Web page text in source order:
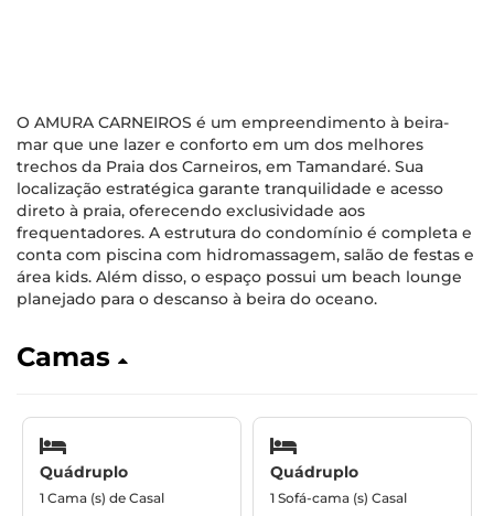
O AMURA CARNEIROS é um empreendimento à beira-
mar que une lazer e conforto em um dos melhores
trechos da Praia dos Carneiros, em Tamandaré. Sua
localização estratégica garante tranquilidade e acesso
direto à praia, oferecendo exclusividade aos
frequentadores. A estrutura do condomínio é completa e
conta com piscina com hidromassagem, salão de festas e
área kids. Além disso, o espaço possui um beach lounge
planejado para o descanso à beira do oceano.
Camas
Quádruplo
1 Cama (s) de Casal
Quádruplo
1 Sofá-cama (s) Casal